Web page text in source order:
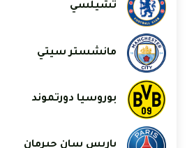
تشيلسي
مانشستر سيتي
بوروسيا دورتموند
باريس سان جيرمان